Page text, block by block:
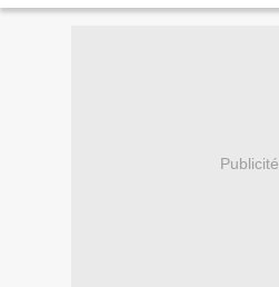
Publicité